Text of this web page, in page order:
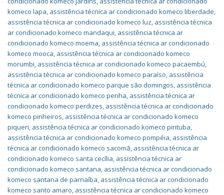
komeco lapa, assistência técnica ar condicionado komeco liberdade,
assistência técnica ar condicionado komeco luz, assistência técnica
ar condicionado komeco mandaqui, assistência técnica ar
condicionado komeco moema, assistência técnica ar condicionado
komeco mooca, assistência técnica ar condicionado komeco
morumbi, assistência técnica ar condicionado komeco pacaembú,
assistência técnica ar condicionado komeco paraíso, assistência
técnica ar condicionado komeco parque são domingos, assistência
técnica ar condicionado komeco penha, assistência técnica ar
condicionado komeco perdizes, assistência técnica ar condicionado
komeco pinheiros, assistência técnica ar condicionado komeco
piqueri, assistência técnica ar condicionado komeco pirituba,
assistência técnica ar condicionado komeco pompéia, assistência
técnica ar condicionado komeco sacomã, assistência técnica ar
condicionado komeco santa cecília, assistência técnica ar
condicionado komeco santana, assistência técnica ar condicionado
komeco santana de parnaíba, assistência técnica ar condicionado
komeco santo amaro, assistência técnica ar condicionado komeco